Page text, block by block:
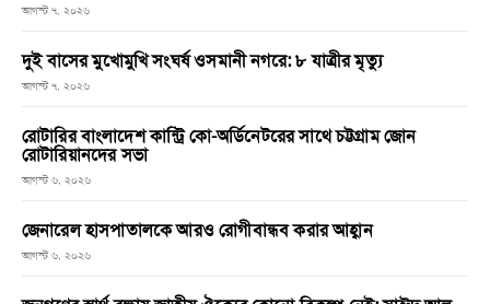
আগস্ট ৭, ২০২৬
দুই বাসের মুখোমুখি সংঘর্ষ ওসমানী নগরে: ৮ যাত্রীর মৃত্যু
আগস্ট ৭, ২০২৬
রোটারির বাংলাদেশ কান্ট্রি কো-অর্ডিনেটরের সাথে চট্টগ্রাম জোন
রোটারিয়ানদের সভা
আগস্ট ৬, ২০২৬
জেনারেল হাসপাতালকে আরও রোগীবান্ধব করার আহ্বান
আগস্ট ৬, ২০২৬